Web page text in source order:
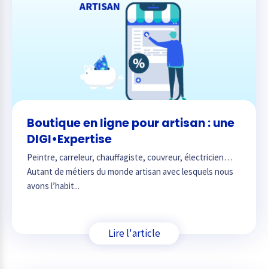
Boutique en ligne pour artisan : une
DIGI•Expertise
Peintre, carreleur, chauffagiste, couvreur, électricien…
Autant de métiers du monde artisan avec lesquels nous
avons l’habit...
Lire l'article